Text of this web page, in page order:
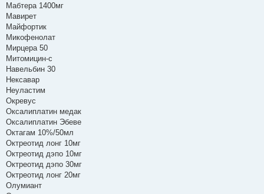
Мабтера 1400мг
Мавирет
Майфортик
Микофенолат
Мирцера 50
Митомицин-с
Навельбин 30
Нексавар
Неуластим
Окревус
Оксалиплатин медак
Оксалиплатин Эбеве
Октагам 10%/50мл
Октреотид лонг 10мг
Октреотид дэпо 10мг
Октреотид дэпо 30мг
Октреотид лонг 20мг
Олумиант